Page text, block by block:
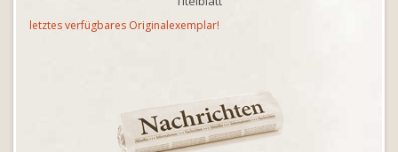
letztes verfügbares Originalexemplar!